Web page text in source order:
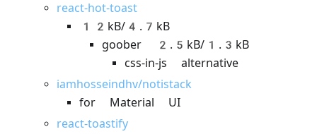
react-hot-toast
12kB/4.7kB
goober 2.5kB/1.3kB
css-in-js alternative
iamhosseindhv/notistack
for Material UI
react-toastify